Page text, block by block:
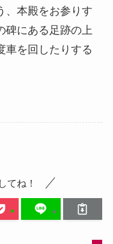
、本殿をお参りす
碑にある足跡の上
車を回したりする
てね！